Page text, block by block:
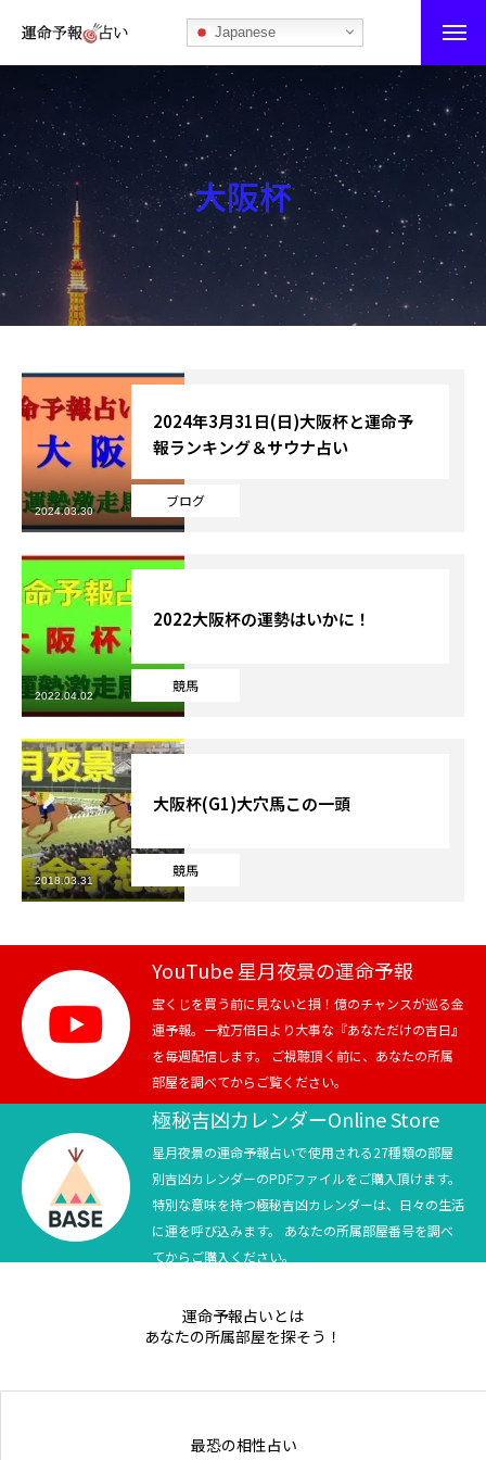
Japanese
運命予報占い
運命予報占いとは
あなたの所属部屋を探そう！
最恐の相性占い
秘伝公開！吉凶カレンダー
ブログ
お知らせ
芸能界
テニス
スポーツ
競馬
社会
テニス四大大会・五輪
テニス四大大会・五輪
鑑定及び出演依頼
Online Store
大阪杯
ブログ
2024年3月31日(日)大阪杯と運命予
報ランキング＆サウナ占い
2024.03.30
競馬
2022大阪杯の運勢はいかに！
2022.04.02
競馬
大阪杯(G1)大穴馬この一頭
2018.03.31
YouTube 星月夜景の運命予報
宝くじを買う前に見ないと損！億のチャンスが巡る金
運予報。一粒万倍日より大事な『あなただけの吉日』
を毎週配信します。 ご視聴頂く前に、あなたの所属
部屋を調べてからご覧ください。
極秘吉凶カレンダーOnline Store
星月夜景の運命予報占いで使用される27種類の部屋
別吉凶カレンダーのPDFファイルをご購入頂けます。
特別な意味を持つ極秘吉凶カレンダーは、日々の生活
に運を呼び込みます。 あなたの所属部屋番号を調べ
てからご購入ください。
運命予報占いとは
あなたの所属部屋を探そう！
最恐の相性占い